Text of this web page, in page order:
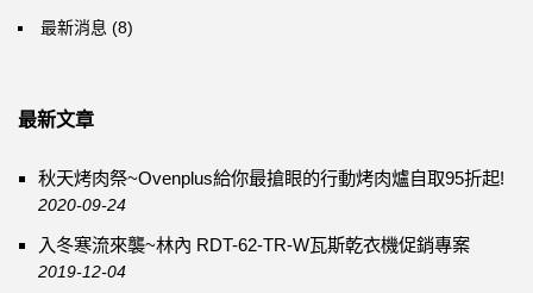
最新消息 (8)
最新文章
秋天烤肉祭~Ovenplus給你最搶眼的行動烤肉爐自取95折起!
2020-09-24
入冬寒流來襲~林內 RDT-62-TR-W瓦斯乾衣機促銷專案
2019-12-04